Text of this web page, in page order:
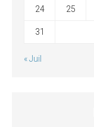
24 25
31
« Juil